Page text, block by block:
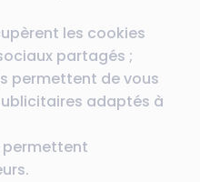
les cookies
partagés ;
permettent de vous
adaptés à
permettent